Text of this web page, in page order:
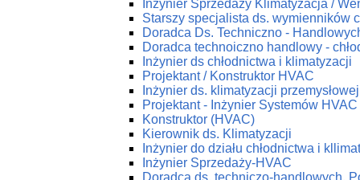
Inżynier Sprzedaży Klimatyzacja /
Starszy specjalista ds. wymienników
Doradca Ds. Techniczno -
Doradca technoiczno handlowy -
Inżynier ds chłodnictwa i klimatyzacji
Projektant / Konstruktor HVAC
Inżynier ds. klimatyzacji przemysłowej
Projektant - Inżynier Systemów HVAC
Konstruktor (HVAC)
Kierownik ds. Klimatyzacji
Inżynier do działu chłodnictwa i
Inżynier Sprzedaży-HVAC
Doradca ds. techniczo-handlowych.